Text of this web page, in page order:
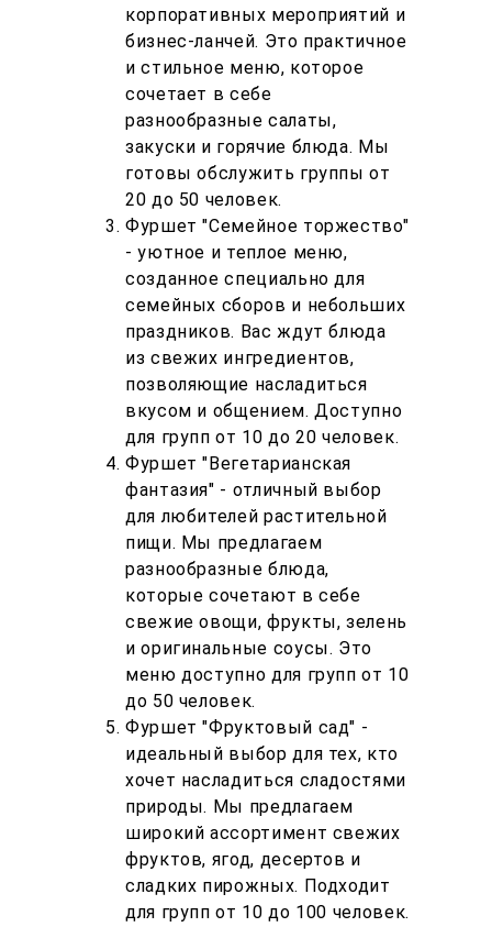
корпоративных мероприятий и
бизнес-ланчей. Это практичное
и стильное меню, которое
сочетает в себе
разнообразные салаты,
закуски и горячие блюда. Мы
готовы обслужить группы от
20 до 50 человек.
Фуршет "Семейное торжество"
- уютное и теплое меню,
созданное специально для
семейных сборов и небольших
праздников. Вас ждут блюда
из свежих ингредиентов,
позволяющие насладиться
вкусом и общением. Доступно
для групп от 10 до 20 человек.
Фуршет "Вегетарианская
фантазия" - отличный выбор
для любителей растительной
пищи. Мы предлагаем
разнообразные блюда,
которые сочетают в себе
свежие овощи, фрукты, зелень
и оригинальные соусы. Это
меню доступно для групп от 10
до 50 человек.
Фуршет "Фруктовый сад" -
идеальный выбор для тех, кто
хочет насладиться сладостями
природы. Мы предлагаем
широкий ассортимент свежих
фруктов, ягод, десертов и
сладких пирожных. Подходит
для групп от 10 до 100 человек.